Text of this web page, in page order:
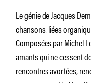
Le génie de Jacques
chansons, liées
Composées par Michel
amants qui ne cessent
rencontres avortées,